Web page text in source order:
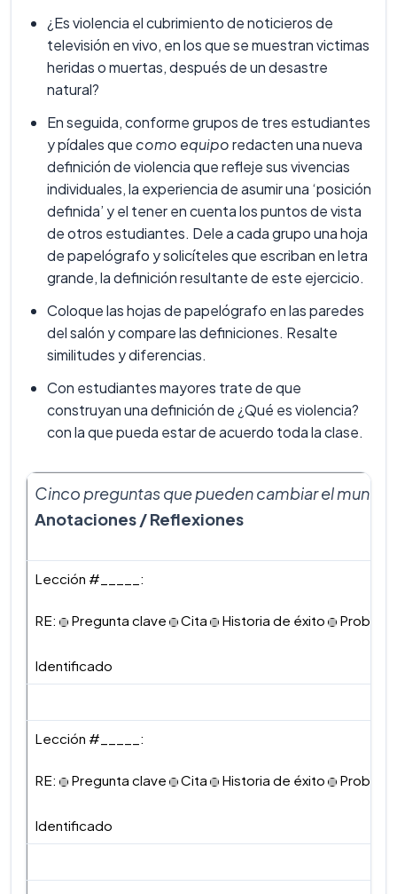
¿Es violencia el cubrimiento de noticieros de
televisión en vivo, en los que se muestran victimas
heridas o muertas, después de un desastre
natural?
En seguida, conforme grupos de tres estudiantes
y pídales que como equiporedacten una nueva
definición de violencia que refleje sus vivencias
individuales, la experiencia de asumir una ‘posición
definida’ y el tener en cuenta los puntos de vista
de otros estudiantes. Dele a cada grupo una hoja
de papelógrafo y solicíteles que escriban en letra
grande, la definición resultante de este ejercicio.
Coloque las hojas de papelógrafo en las paredes
del salón y compare las definiciones. Resalte
similitudes y diferencias.
Con estudiantes mayores trate de que
construyan una definición de ¿Qué es violencia?
con la que pueda estar de acuerdo toda la clase.
Cinco preguntas que pueden cambiar el mundo
Anotaciones / Reflexiones
Lección #_____:
RE: Pregunta clave Cita Historia de éxito
Identificado
Lección #_____:
RE: Pregunta clave Cita Historia de éxito
Identificado